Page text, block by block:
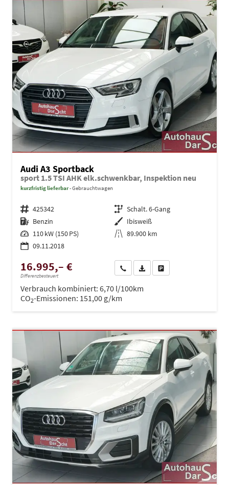
Audi A3 Sportback
sport 1.5 TSI AHK elk.schwenkbar, Inspektion neu
kurzfristig lieferbar Gebrauchtwagen
Fahrzeugnr. 425342 Getriebe Schalt. 6-Gang
Kraftstoff Benzin Außenfarbe Ibisweiß
Leistung 110 kW (150 PS) Kilometerstand 89.900 km
09.11.2018
16.995,– €
Differenzbesteuert
Wir rufen Sie anPDF-Datei, Fahrzeugexposé
Verbrauch kombiniert: 6,70 l/100km
CO2-Emissionen: 151,00 g/km